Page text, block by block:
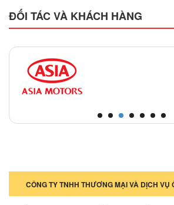
ĐỐI TÁC VÀ KHÁCH HÀNG
CÔNG TY TNHH THƯƠNG MẠI VÀ DỊCH VỤ